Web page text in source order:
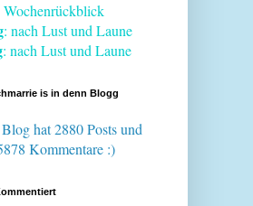
Wochenrückblick
: nach Lust und Laune
: nach Lust und Laune
is in denn Blogg
hat 2880 Postsund
Kommentare :)